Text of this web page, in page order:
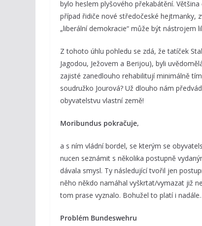
bylo heslem plyšového překabátění.
případ řidiče nové středočeské hejtmanky,
„liberální demokracie“ může být nástrojem
Z tohoto úhlu pohledu se zdá, že tatíček
Jagodou, Ježovem a Berijou), byli
zajisté zanedlouho rehabilitují minimálně
soudružko Jourová? Už dlouho nám
obyvatelstvu vlastní země!
Moribundus pokračuje,
a s ním vládní bordel, se kterým se
nucen seznámit s několika postupně
dávala smysl. Ty následující tvořil jen
něho někdo namáhal vyškrtat/vymazat již
tom prase vyznalo. Bohužel to platí i
Problém Bundeswehru